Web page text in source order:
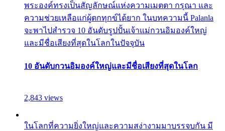
พระองค์ทรงเป็นสัญลักษณ์แห่งความเมตตา กรุณา และ
ความช่วยเหลือแก่ผู้ตกทุกข์ได้ยาก ในบทความนี้ Palanla
จะพาไปสำรวจ 10 อันดับรูปปั้นเจ้าแม่กวนอิมองค์ใหญ่
และมีชื่อเสียงที่สุดในโลกในปัจจุบัน
10 อันดับกวนอิมองค์ใหญ่และมีชื่อเสียงที่สุดในโลก
2,843 views
ในโลกที่ความยิ่งใหญ่และความสง่างามมาบรรจบกัน มี